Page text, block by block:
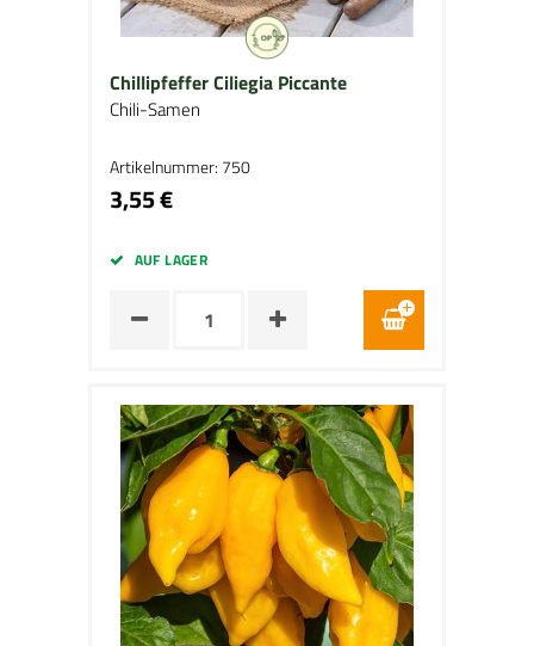
Chillipfeffer Ciliegia Piccante
Chili-Samen
Artikelnummer: 750
3,55 €
AUF LAGER